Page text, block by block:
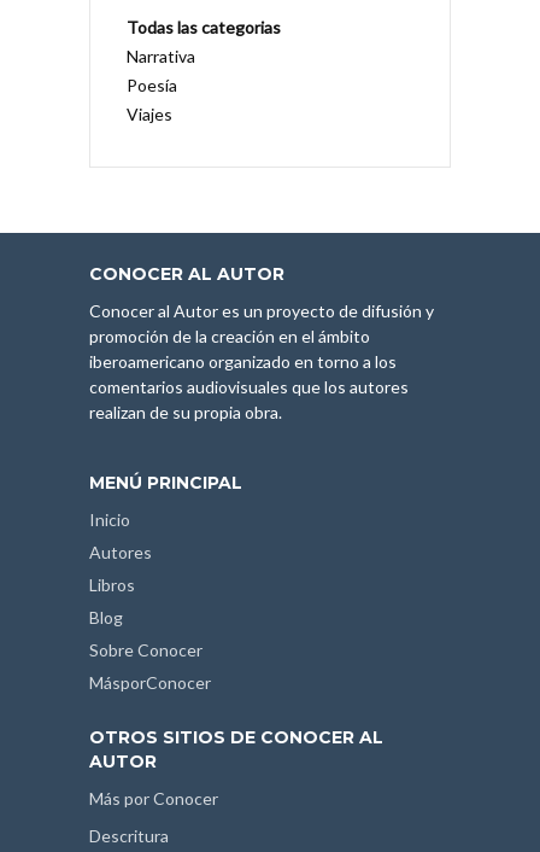
Todas las categorias
Narrativa
Poesía
Viajes
CONOCER AL AUTOR
Conocer al Autor es un proyecto de difusión y
promoción de la creación en el ámbito
iberoamericano organizado en torno a los
comentarios audiovisuales que los autores
realizan de su propia obra.
MENÚ PRINCIPAL
Inicio
Autores
Libros
Blog
Sobre Conocer
MásporConocer
OTROS SITIOS DE CONOCER AL
AUTOR
Más por Conocer
Descritura